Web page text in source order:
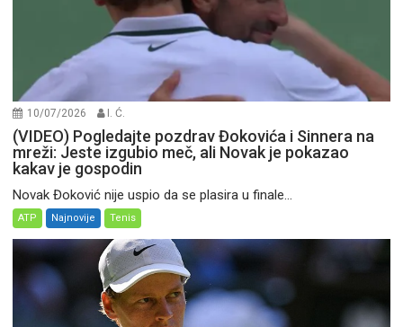
10/07/2026 I. Ć.
(VIDEO) Pogledajte pozdrav Đokovića i Sinnera na
mreži: Jeste izgubio meč, ali Novak je pokazao
kakav je gospodin
Novak Đoković nije uspio da se plasira u finale...
ATP Najnovije Tenis